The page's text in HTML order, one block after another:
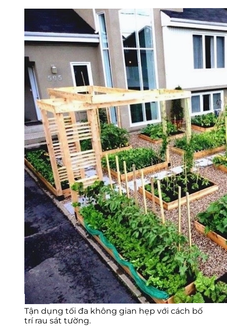
Tận dụng tối đa không gian hẹp với cách bố
trí rau sát tường.